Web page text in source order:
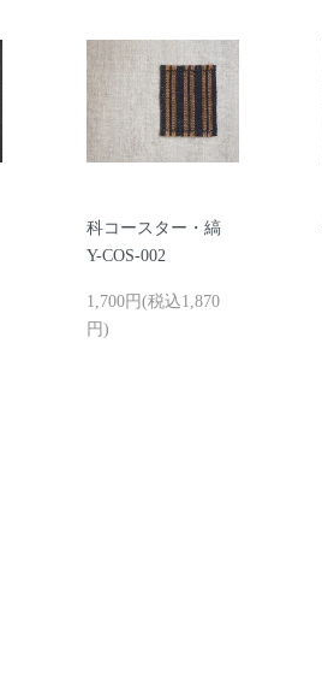
科コースター・縞
Y-COS-002
1,700円(税込1,870
円)